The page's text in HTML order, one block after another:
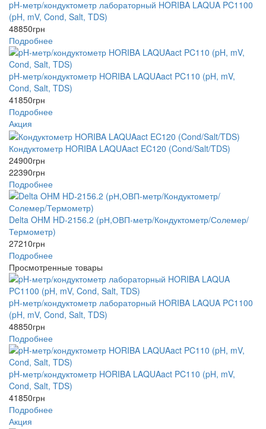
pH-метр/кондуктометр лабораторный HORIBA LAQUA PC1100
(pH, mV, Cond, Salt, TDS)
48850грн
Подробнее
pH-метр/кондуктометр HORIBA LAQUAact PC110 (pH, mV,
Cond, Salt, TDS)
41850грн
Подробнее
Акция
Кондуктометр HORIBA LAQUAact EC120 (Cond/Salt/TDS)
24900грн
22390грн
Подробнее
Delta OHM HD-2156.2 (рН,ОВП-метр/Кондуктометр/Солемер/
Термометр)
27210грн
Подробнее
Просмотренные товары
pH-метр/кондуктометр лабораторный HORIBA LAQUA PC1100
(pH, mV, Cond, Salt, TDS)
48850грн
Подробнее
pH-метр/кондуктометр HORIBA LAQUAact PC110 (pH, mV,
Cond, Salt, TDS)
41850грн
Подробнее
Акция